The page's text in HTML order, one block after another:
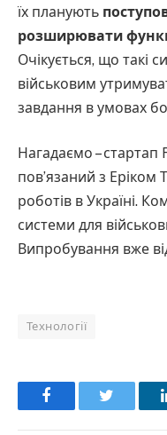
їх планують
розширювати
Очікується, що такі
військовим
завдання в умовах
Нагадаємо –
пов’язаний з Еріком
роботів в Україні.
системи для
Випробування вже
Технології
Facebook